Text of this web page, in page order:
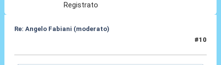
Registrato
Re: Angelo Fabiani (moderato)
#10